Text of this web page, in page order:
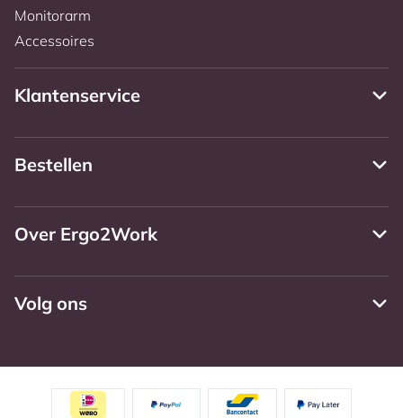
Monitorarm
Accessoires
Klantenservice
Bestellen
Over Ergo2Work
Volg ons